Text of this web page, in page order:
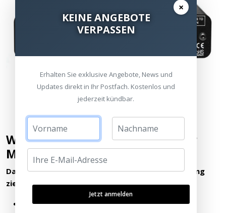
Wann sollten Sie welches 8033er
Modell (Cinema vs. s-II) wählen?
Das Modell AM8033 s-II sollten Sie dann in Erwägung
ziehen, wenn Sie...
den Betrieb an einem Stereo-(Vor-)verstärker
×
KEINE ANGEBOTE
VERPASSEN
Erhalten Sie exklusive Angebote, News und
Updates direkt in Ihr Postfach. Kostenlos und
jederzeit kündbar.
Jetzt anmelden